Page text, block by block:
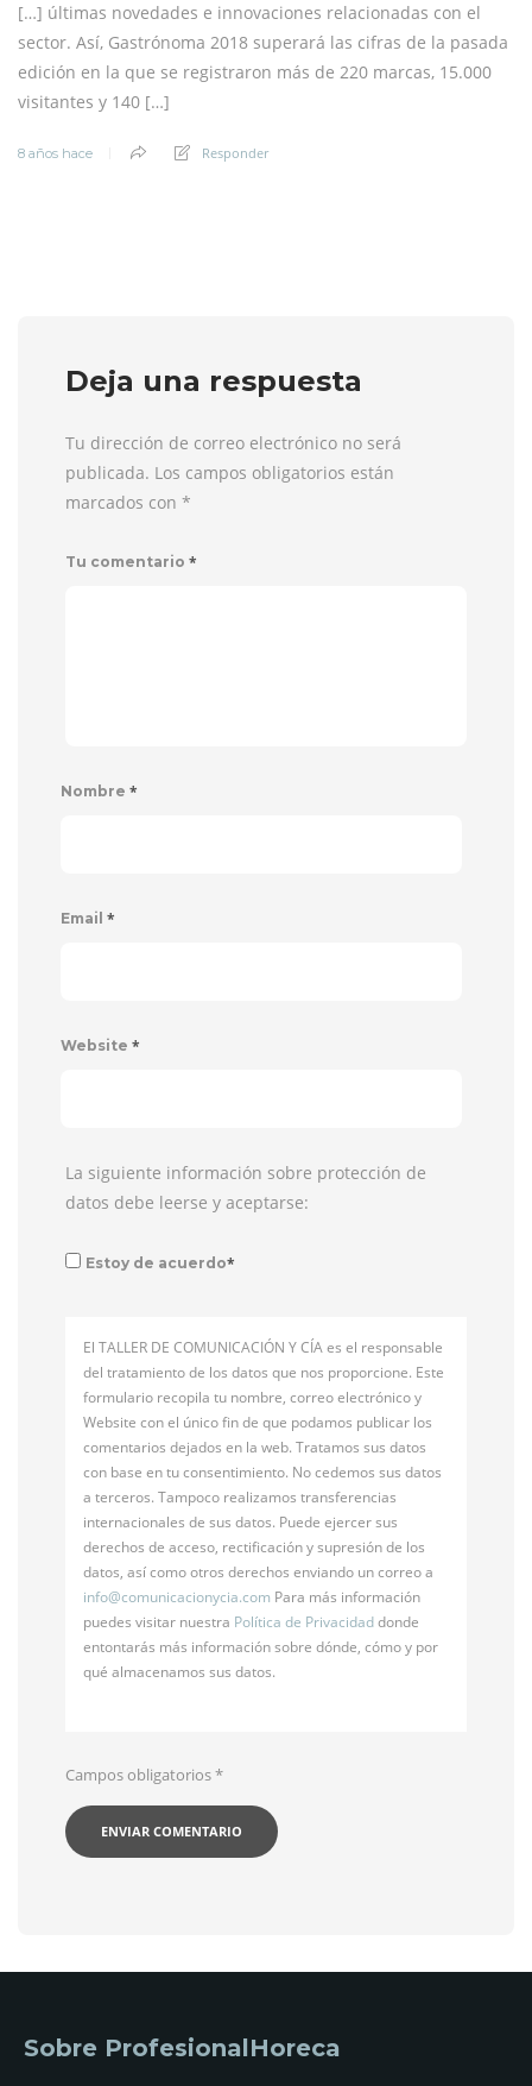
[…] últimas novedades e innovaciones relacionadas con el
sector. Así, Gastrónoma 2018 superará las cifras de la pasada
edición en la que se registraron más de 220 marcas, 15.000
visitantes y 140 […]
8 años hace Responder
Deja una respuesta
Tu dirección de correo electrónico no será
publicada. Los campos obligatorios están
marcados con *
Tu comentario *
Nombre *
Email *
Website *
La siguiente información sobre protección de
datos debe leerse y aceptarse:
Estoy de acuerdo*
El TALLER DE COMUNICACIÓN Y CÍA es el responsable
del tratamiento de los datos que nos proporcione. Este
formulario recopila tu nombre, correo electrónico y
Website con el único fin de que podamos publicar los
comentarios dejados en la web. Tratamos sus datos
con base en tu consentimiento. No cedemos sus datos
a terceros. Tampoco realizamos transferencias
internacionales de sus datos. Puede ejercer sus
derechos de acceso, rectificación y supresión de los
datos, así como otros derechos enviando un correo a
info@comunicacionycia.com Para más información
puedes visitar nuestra Política de Privacidaddonde
entontarás más información sobre dónde, cómo y por
qué almacenamos sus datos.
Campos obligatorios*
Sobre ProfesionalHoreca